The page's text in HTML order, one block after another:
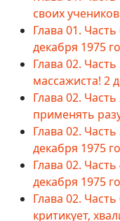
своих
Глава 01.
декабря 1975
Глава 02.
массажиста! 2
Глава 02.
применять
Глава 02.
декабря 1975
Глава 02.
декабря 1975
Глава 02.
критикует,